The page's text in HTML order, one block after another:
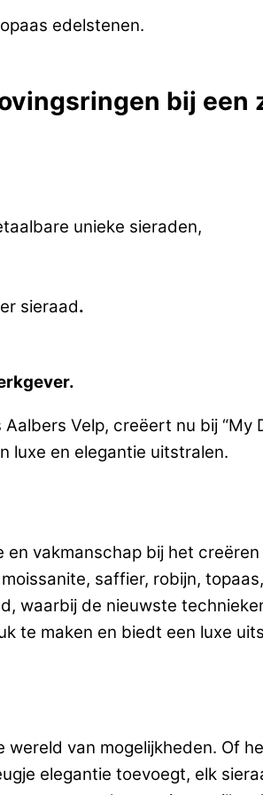
edelstenen.
bij
unieke sieraden,
sieraad.
Velp, creëert nu bij
luxe en elegantie uitstralen.
vakmanschap bij het
saffier, robijn,
waarbij de nieuwste
te maken en biedt een luxe
van mogelijkheden. Of
elegantie toevoegt, elk